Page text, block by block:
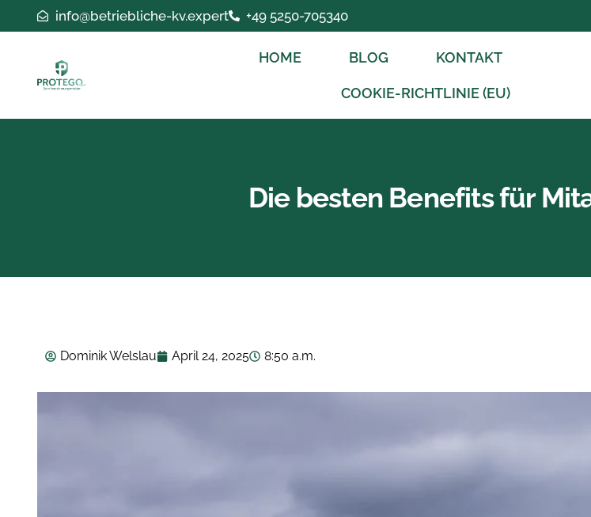
info@betriebliche-kv.expert +49 5250-705340
HOME BLOG KONTAKT
COOKIE-RICHTLINIE (EU)
Die besten Benefits für
Dominik Welslau April 24, 2025 8:50 a.m.